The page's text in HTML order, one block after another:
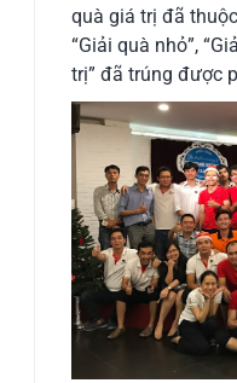
quà giá trị đã
“Giải quà nhỏ”,
trị” đã trúng được